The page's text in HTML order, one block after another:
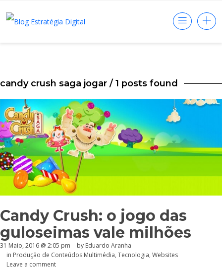
candy crush saga jogar / 1 posts found
Candy Crush: o jogo das
guloseimas vale milhões
31 Maio, 2016 @ 2:05 pm by Eduardo Aranha
in Produção de Conteúdos Multimédia, Tecnologia, Websites
Leave a comment